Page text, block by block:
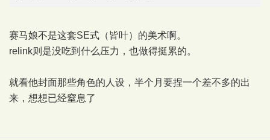
赛马娘不是这套SE式（皆叶）的美术啊。
relink则是没吃到什么压力，也做得挺累的。
就看他封面那些角色的人设，半个月要捏一个差不多的出
来，想想已经窒息了